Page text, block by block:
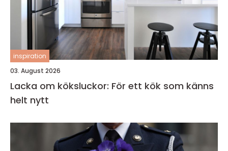
inspiration
03. August 2026
Lacka om köksluckor: För ett kök som känns
helt nytt